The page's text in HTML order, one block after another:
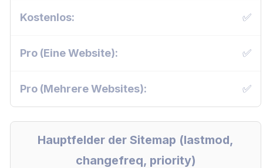
✅
✅
✅
Hauptfelder der Sitemap (lastmod,
changefreq, priority)